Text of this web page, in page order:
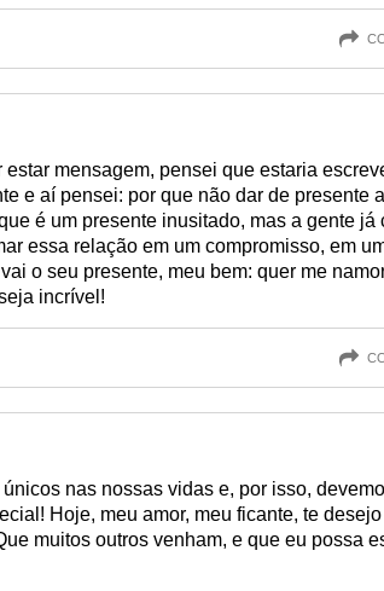
mensagem, pensei que estaria
e aí pensei: por que não dar de presente
é um presente inusitado, mas a gente já
essa relação em um compromisso, em
o seu presente, meu bem: quer me
incrível!
nas nossas vidas e, por isso,
Hoje, meu amor, meu ficante, te
muitos outros venham, e que eu possa